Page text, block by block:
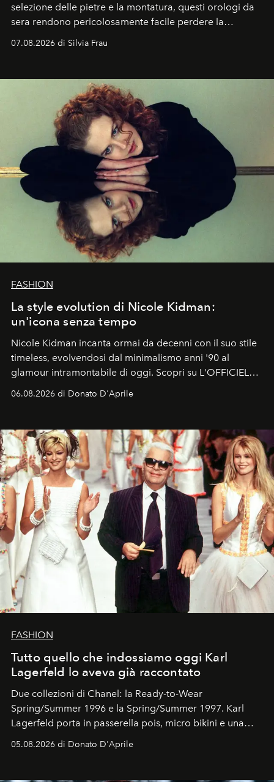
selezione delle pietre e la montatura, questi orologi da
sera rendono pericolosamente facile perdere la
07.08.2026 di Silvia Frau
FASHION
La style evolution di Nicole Kidman:
un'icona senza tempo
Nicole Kidman incanta ormai da decenni con il suo stile
timeless, evolvendosi dal minimalismo anni '90 al
glamour intramontabile di oggi. Scopri su L'OFFICIEL
06.08.2026 di Donato D'Aprile
FASHION
Tutto quello che indossiamo oggi Karl
Lagerfeld lo aveva già raccontato
Due collezioni di Chanel: la Ready-to-Wear
Spring/Summer 1996 e la Spring/Summer 1997. Karl
Lagerfeld porta in passerella pois, micro bikini e una
Kate, Claudia e Carla una dietro l'altra. Trent'anni dopo,
05.08.2026 di Donato D'Aprile